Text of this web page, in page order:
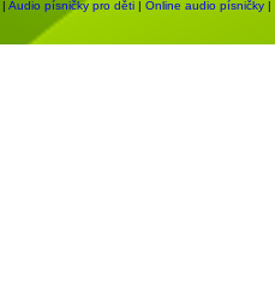
| Audio písničky pro děti | Online audio písničky |